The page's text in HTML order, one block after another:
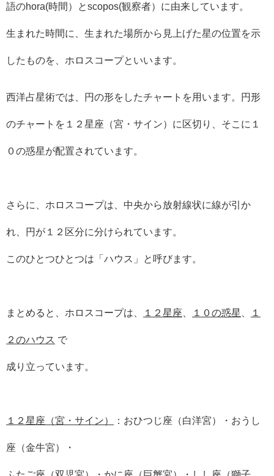
語のhora(時間）とscopos(観察者）に由来しています。
生まれた時間に、生まれた場所から見上げた星の位置を示
したものを、ホロスコープといいます。
西洋占星術では、円の形をしたチャートを用います。円形
のチャートを１２星座（宮・サイン）に区切り、そこに１
０の惑星が配置されています。
さらに、ホロスコープは、中央から放射線状に線が引か
れ、円が１２区分に分けられています。
このひとつひとつは「ハウス」と呼びます。
まとめると、ホロスコープは、 １２星座 １０の惑星 １
２のハウス で
成り立っています。
１２星座（宮・サイン） ：おひつじ座（白洋宮）・おうし
座（金牛宮）・